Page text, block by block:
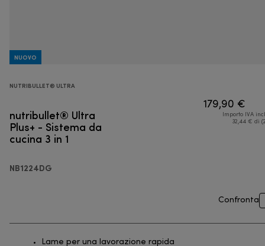
NUOVO
NUTRIBULLET® ULTRA
nutribullet® Ultra
Plus+ - Sistema da
cucina 3 in 1
NB1224DG
179,90 €
Importo IVA
32,44 € di
Confronta
Lame per una lavorazione rapida